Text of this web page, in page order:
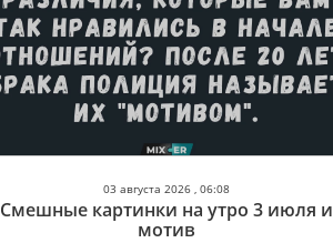
03 августа 2026 , 06:08
Смешные картинки на утро 3 июля и
мотив